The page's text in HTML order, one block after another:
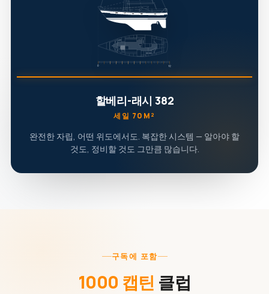
할베리-래시 382
세일 70M²
완전한 자립, 어떤 위도에서도. 복잡한 시스템 — 알아야 할
것도, 정비할 것도 그만큼 많습니다.
구독에 포함
1000 캡틴 클럽